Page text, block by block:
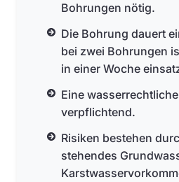
Bohrungen nötig.
Die Bohrung dauert
bei zwei Bohrungen
in einer Woche
Eine
verpflichtend.
Risiken bestehen
stehendes